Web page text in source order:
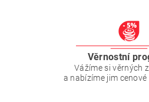
Věrnostní
Vážíme si věrných
a nabízíme jim cenové